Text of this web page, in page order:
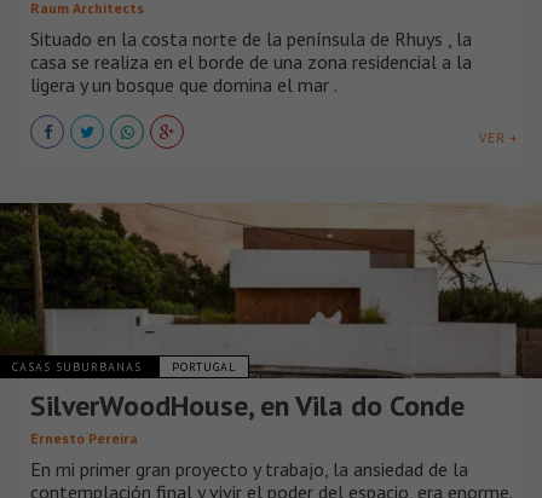
Raum Architects
Situado en la costa norte de la península de Rhuys , la
casa se ​​realiza en el borde de una zona residencial a la
ligera y un bosque que domina el mar .
VER +
CASAS SUBURBANAS PORTUGAL
SilverWoodHouse, en Vila do Conde
Ernesto Pereira
En mi primer gran proyecto y trabajo, la ansiedad de la
contemplación final y vivir el poder del espacio, era enorme.